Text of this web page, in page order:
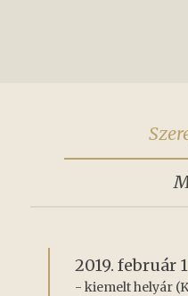
2019. február
- kiemelt helyár